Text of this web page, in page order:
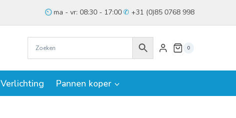
ma - vr: 08:30 - 17:00 +31 (0)85 0768 998
0
Verlichting Pannen koper